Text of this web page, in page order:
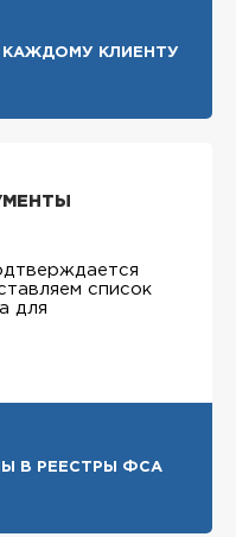
КЛИЕНТУ
список
для
В РЕЕСТРЫ ФСА